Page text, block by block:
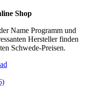
Shop
Name Programm und
Hersteller finden
Schwede-Preisen.